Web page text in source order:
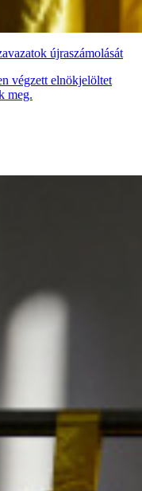
újraszámolását
végzett elnökjelöltet
meg.